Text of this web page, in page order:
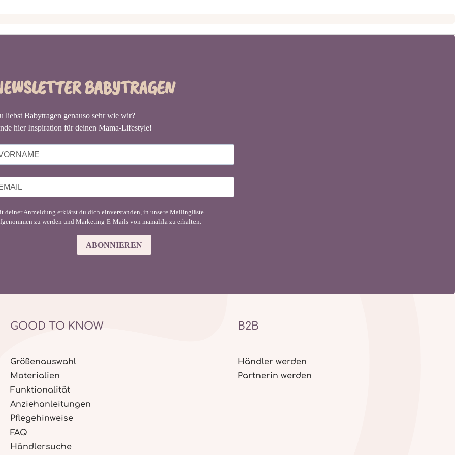
BABYTRAGEN
liebst Babytragen genauso sehr wie wir?
hier Inspiration für deinen Mama-Lifestyle!
deiner Anmeldung erklärst du dich einverstanden, in unsere Mailingliste
zu werden und Marketing-E-Mails von mamalila zu erhalten.
ABONNIEREN
GOOD TO KNOW
Größenauswahl
Materialien
Funktionalität
Anziehanleitungen
Pflegehinweise
FAQ
Händlersuche
B2B
Händler werden
Partnerin werden